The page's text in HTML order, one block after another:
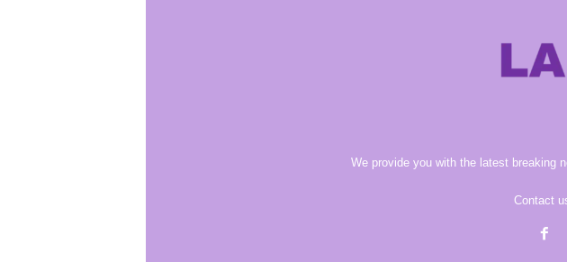
We provide you with the latest breaking
Contact